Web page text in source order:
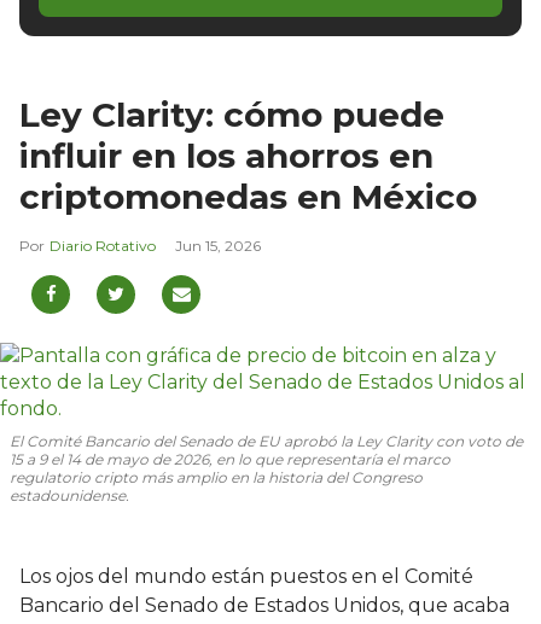
Ley Clarity: cómo puede
influir en los ahorros en
criptomonedas en México
Diario Rotativo Jun 15, 2026
El Comité Bancario del Senado de EU aprobó la Ley Clarity con voto de
15 a 9 el 14 de mayo de 2026, en lo que representaría el marco
regulatorio cripto más amplio en la historia del Congreso
estadounidense.
Los ojos del mundo están puestos en el Comité
Bancario del Senado de Estados Unidos, que acaba